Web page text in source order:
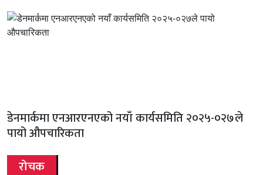
डेनमार्कमा एनआरएनएको नयाँ कार्यसमिति २०२५-०२७ले
पायो औपचारिकता
रोचक